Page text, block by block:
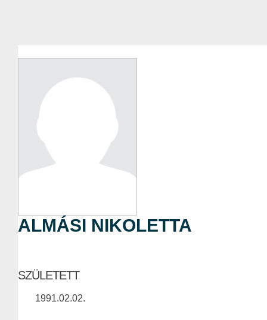
ALMÁSI NIKOLETTA
SZÜLETETT
1991.02.02.